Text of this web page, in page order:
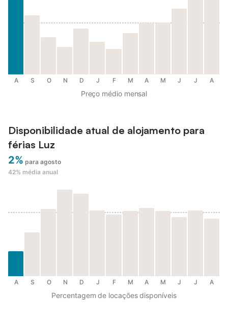
A S O N D J F M A M J J A
Preço médio mensal
Disponibilidade atual de alojamento para
férias Luz
2% para agosto
42% média anual
A S O N D J F M A M J J A
Percentagem de locações disponíveis